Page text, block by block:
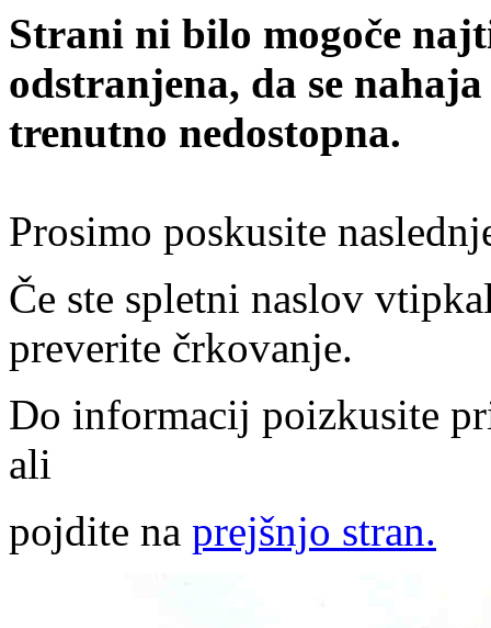
Strani ni bilo mogoče
odstranjena, da se
trenutno nedostopna.
Prosimo poskusite
Če ste spletni naslov
preverite črkovanje.
Do informacij poizkusite
ali
pojdite na prejšnjo stran.